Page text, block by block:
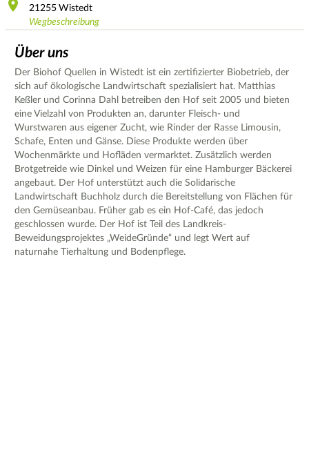
21255 Wistedt
Wegbeschreibung
Über uns
Der Biohof Quellen in Wistedt ist ein zertifizierter Biobetrieb, der
sich auf ökologische Landwirtschaft spezialisiert hat. Matthias
Keßler und Corinna Dahl betreiben den Hof seit 2005 und bieten
eine Vielzahl von Produkten an, darunter Fleisch- und
Wurstwaren aus eigener Zucht, wie Rinder der Rasse Limousin,
Schafe, Enten und Gänse. Diese Produkte werden über
Wochenmärkte und Hofläden vermarktet. Zusätzlich werden
Brotgetreide wie Dinkel und Weizen für eine Hamburger Bäckerei
angebaut. Der Hof unterstützt auch die Solidarische
Landwirtschaft Buchholz durch die Bereitstellung von Flächen für
den Gemüseanbau. Früher gab es ein Hof-Café, das jedoch
geschlossen wurde. Der Hof ist Teil des Landkreis-
Beweidungsprojektes „WeideGründe“ und legt Wert auf
naturnahe Tierhaltung und Bodenpflege.